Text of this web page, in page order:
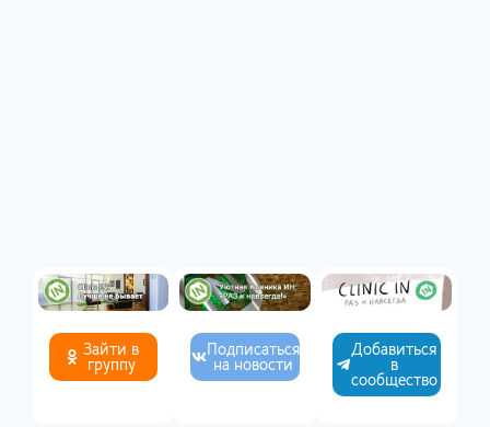
Зайти в
группу
Подписаться
на новости
Добавиться
в
сообщество